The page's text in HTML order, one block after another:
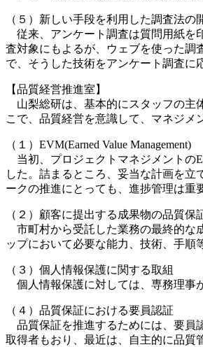
（５）新しい手段を利用した調査法の
従来、アンケート調査は質問用紙を
査対象にもよるが、ウェブを使った調
で、そうした技術をアンケート調査に
【品質経営推進室】
山梨総研は、基本的にスタッフの主
こで、品質経営を意識して、マネジメ
（１）EVM(Earned Value Management)
当初、プロジェクトマネジメントの
した。詰まるところ、妥当な計画を
ークの推進にとっても、進捗管理は重
（２）顧客に提出する成果物の品質保
市町村から受託した業務の最終的な
ップにおいて必要な能力、技術、手順
（３）個人情報保護に関する取組
個人情報保護に対しては、専務理事
（４）品質保証における要員認証
品質保証を推進するためには、要員
取得者もおり、最近は、自主的に品質